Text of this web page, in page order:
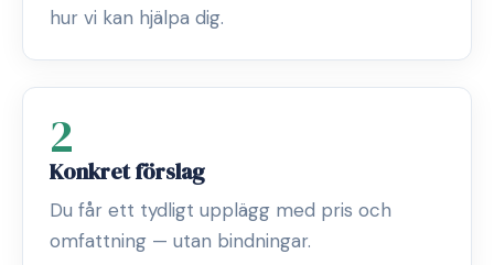
hur vi kan hjälpa dig.
2
Konkret förslag
Du får ett tydligt upplägg med pris och
omfattning — utan bindningar.